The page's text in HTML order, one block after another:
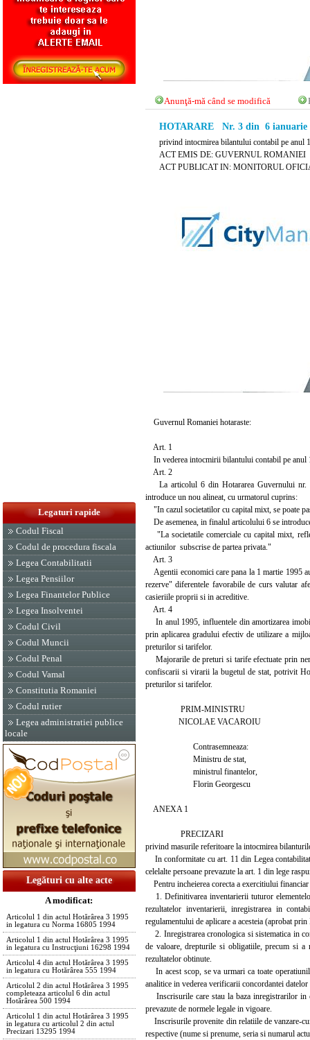
Legaturi rapide
Codul Fiscal
Codul de procedura fiscala
Legea Contabilitatii
Legea Pensiilor
Legea Finantelor Publice
Legea Insolventei
Codul Civil
Codul Muncii
Codul Penal
Codul Vamal
Constitutia Romaniei
Codul rutier
Legea administratiei publice
locale
Legături cu alte acte
A modificat:
Articolul 1 din actul Hotărârea 3 1995
in legatura cu Norma 16805 1994
Articolul 1 din actul Hotărârea 3 1995
in legatura cu Instrucţiuni 16298 1994
Articolul 4 din actul Hotărârea 3 1995
in legatura cu Hotărârea 555 1994
Articolul 2 din actul Hotărârea 3 1995
completeaza articolul 6 din actul
Hotărârea 500 1994
Articolul 1 din actul Hotărârea 3 1995
in legatura cu articolul 2 din actul
Precizari 13295 1994
Anunţă-mă când se modifică
HOTARARE Nr. 3 din 6 ianuarie
privind intocmirea bilantului contabil pe anul
ACT EMIS DE: GUVERNUL ROMANIEI
ACT PUBLICAT IN: MONITORUL
Guvernul Romaniei hotaraste:
Art. 1
In vederea intocmirii bilantului contabil pe anul
Art. 2
La articolul 6 din Hotararea Guvernului nr.
introduce un nou alineat, cu urmatorul cuprins:
"In cazul societatilor cu capital mixt, se poate
De asemenea, in finalul articolului 6 se
"La societatile comerciale cu capital mixt,
actiunilor subscrise de partea privata."
Art. 3
Agentii economici care pana la 1 martie 1995
rezerve" diferentele favorabile de curs valutar
casieriile proprii si in acreditive.
Art. 4
In anul 1995, influentele din amortizarea
prin aplicarea gradului efectiv de utilizare a
preturilor si tarifelor.
Majorarile de preturi si tarife efectuate prin
confiscarii si virarii la bugetul de stat, potrivit
preturilor si tarifelor.
PRIM-MINISTRU
NICOLAE VACAROIU
Contrasemneaza:
Ministru de stat,
ministrul finantelor,
Florin Georgescu
ANEXA 1
PRECIZARI
privind masurile referitoare la intocmirea
In conformitate cu art. 11 din Legea
celelalte persoane prevazute la art. 1 din lege
Pentru incheierea corecta a exercitiului
1. Definitivarea inventarierii tuturor
rezultatelor inventarierii, inregistrarea in
regulamentului de aplicare a acesteia (aprobat
2. Inregistrarea cronologica si sistematica in
de valoare, drepturile si obligatiile, precum si
rezultatelor obtinute.
In acest scop, se va urmari ca toate
analitice in vederea verificarii concordantei
Inscrisurile care stau la baza inregistrarilor in
prevazute de normele legale in vigoare.
Inscrisurile provenite din relatiile de vanzare-
respective (nume si prenume, seria si numarul